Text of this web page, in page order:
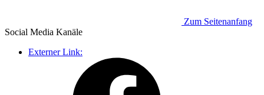
Zum Seitenanfang
Social Media Kanäle
Externer Link: